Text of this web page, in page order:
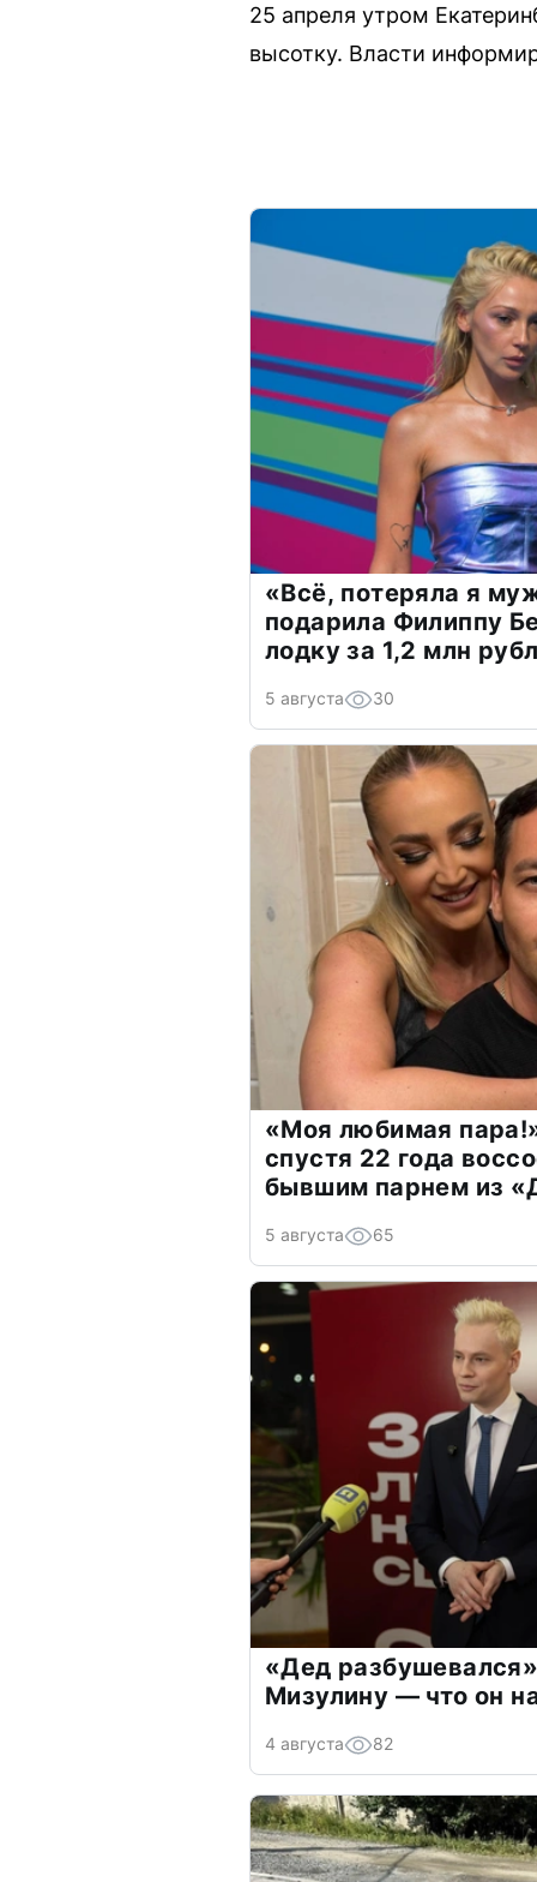
25 апреля утром
высотку. Власти
«Всё, потеряла я
подарила Филиппу
лодку за 1,2 млн
5 августа 30
«Моя любимая
спустя 22 года
бывшим парнем из
5 августа 65
«Дед
Мизулину — что он
4 августа 82